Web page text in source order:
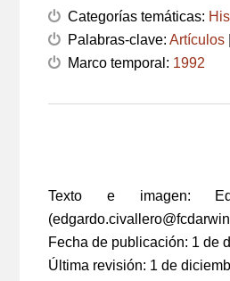
Categorías temáticas:
Palabras-clave:Artículos
Marco temporal: 1992
Texto e imagen:
Fecha de publicación: 1 de
Última revisión: 1 de